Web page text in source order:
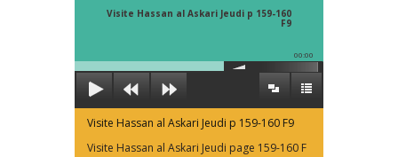
Visite Hassan al Askari Jeudi p 159-160
F9
00:00
Visite Hassan al Askari Jeudi p 159-160 F9
Visite Hassan al Askari Jeudi page 159-160 F